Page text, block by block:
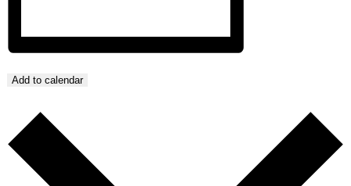
Add to calendar